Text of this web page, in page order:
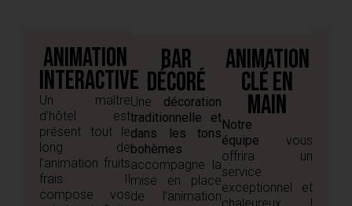
Animation
interactive
Un maître
d’hôtel est
présent tout le
long de
l’animation fruits
frais. Il
compose vos
Bar
décoré
Une décoration
traditionnelle et
dans les tons
bohèmes
accompagne la
mise en place
de l’animation
Animation
clé en
main
Notre
équipe vous
offrira un
service
exceptionnel et